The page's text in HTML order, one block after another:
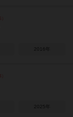
2016年
2025年